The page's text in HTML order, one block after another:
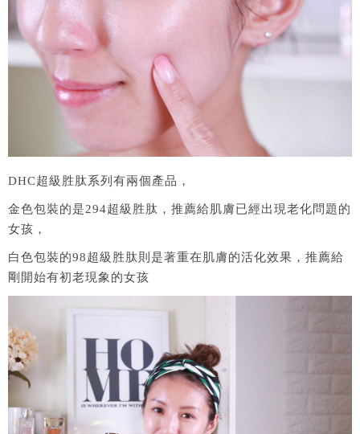
DHC超級胜肽系列有兩個產品，
金色包裝的是294超級胜肽，推薦給肌膚已經出現老化問題的
女孩，
白色包裝的98超級胜肽則是著重在肌膚的活化效果，推薦給
剛開始有初老現象的女孩